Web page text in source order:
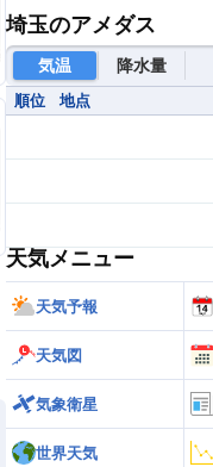
埼玉のアメダス
気温 降水量
順位 地点
天気メニュー
天気予報
天気図
気象衛星
世界天気